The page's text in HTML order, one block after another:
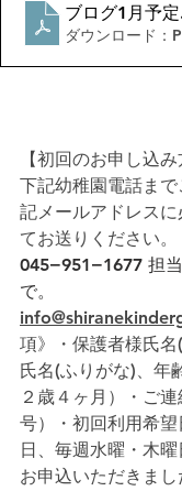
ブログ1月予定
ダウンロード：
【初回のお申し込み
下記幼稚園電話ま
記メールアドレス
てお送りください。
045−951−1677 担
で。
項》・保護者様氏
氏名(ふりがな)、年
２歳４ヶ月）・ご
号）・初回利用希望
日、毎週水曜・木
お申込いただきま